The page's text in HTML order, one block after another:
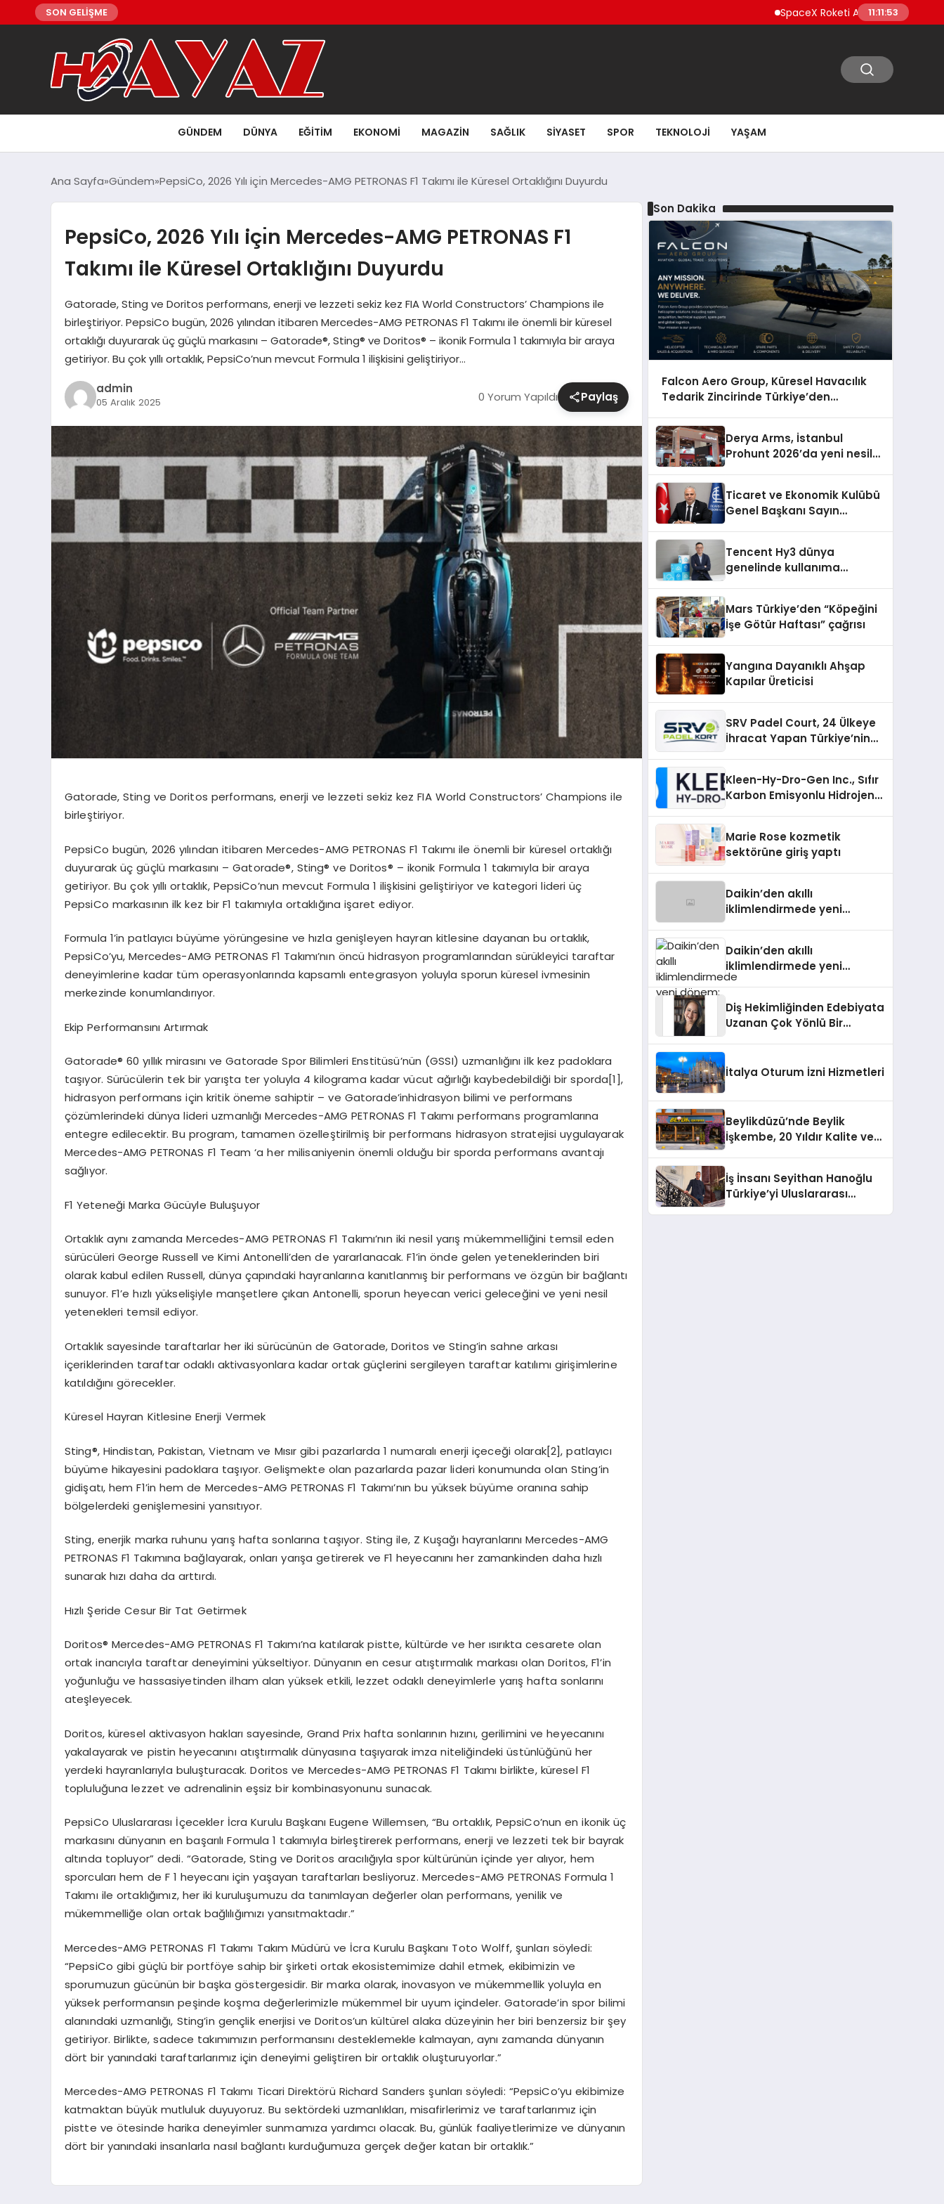
SON GELİŞME SpaceX Roketi Ay’a Çarptı Enkaz Bulutu
11:11:54
GÜNDEM DÜNYA EĞITIM EKONOMI MAGAZIN SAĞLIK SIYASET SPOR TEKNOLOJI YAŞAM
Ana Sayfa Gündem PepsiCo, 2026 Yılı içı̇n Mercedes-AMG PETRONAS F1 Takımı ile Küresel Ortaklığını Duyurdu
PepsiCo, 2026 Yılı içı̇n Mercedes-AMG PETRONAS F1
Takımı ile Küresel Ortaklığını Duyurdu
Gatorade, Sting ve Doritos performans, enerji ve lezzeti sekiz kez FIA World Constructors’ Champions ile
birleştiriyor. PepsiCo bugün, 2026 yılından itibaren Mercedes-AMG PETRONAS F1 Takımı ile önemli bir küresel
ortaklığı duyurarak üç güçlü markasını – Gatorade®, Sting® ve Doritos® – ikonik Formula 1 takımıyla bir araya
getiriyor. Bu çok yıllı ortaklık, PepsiCo’nun mevcut Formula 1 ilişkisini geliştiriyor…
admin
05 Aralık 2025 0 Yorum Yapıldı Paylaş
Gatorade, Sting ve Doritos performans, enerji ve lezzeti sekiz kez FIA World Constructors’ Champions ile
birleştiriyor.
PepsiCo bugün, 2026 yılından itibaren Mercedes-AMG PETRONAS F1 Takımı ile önemli bir küresel ortaklığı
duyurarak üç güçlü markasını – Gatorade®, Sting® ve Doritos® – ikonik Formula 1 takımıyla bir araya
getiriyor. Bu çok yıllı ortaklık, PepsiCo’nun mevcut Formula 1 ilişkisini geliştiriyor ve kategori lideri üç
PepsiCo markasının ilk kez bir F1 takımıyla ortaklığına işaret ediyor.
Formula 1’in patlayıcı büyüme yörüngesine ve hızla genişleyen hayran kitlesine dayanan bu ortaklık,
PepsiCo’yu, Mercedes-AMG PETRONAS F1 Takımı’nın öncü hidrasyon programlarından sürükleyici taraftar
deneyimlerine kadar tüm operasyonlarında kapsamlı entegrasyon yoluyla sporun küresel ivmesinin
merkezinde konumlandırıyor.
Ekip Performansını Artırmak
Gatorade® 60 yıllık mirasını ve Gatorade Spor Bilimleri Enstitüsü’nün (GSSI) uzmanlığını ilk kez padoklara
taşıyor. Sürücülerin tek bir yarışta ter yoluyla 4 kilograma kadar vücut ağırlığı kaybedebildiği bir sporda[1],
hidrasyon performans için kritik öneme sahiptir – ve Gatorade’inhidrasyon bilimi ve performans
çözümlerindeki dünya lideri uzmanlığı Mercedes-AMG PETRONAS F1 Takımı performans programlarına
entegre edilecektir. Bu program, tamamen özelleştirilmiş bir performans hidrasyon stratejisi uygulayarak
Mercedes-AMG PETRONAS F1 Team ‘a her milisaniyenin önemli olduğu bir sporda performans avantajı
sağlıyor.
F1 Yeteneği Marka Gücüyle Buluşuyor
Ortaklık aynı zamanda Mercedes-AMG PETRONAS F1 Takımı’nın iki nesil yarış mükemmelliğini temsil eden
sürücüleri George Russell ve Kimi Antonelli’den de yararlanacak. F1’in önde gelen yeteneklerinden biri
olarak kabul edilen Russell, dünya çapındaki hayranlarına kanıtlanmış bir performans ve özgün bir bağlantı
sunuyor. F1’e hızlı yükselişiyle manşetlere çıkan Antonelli, sporun heyecan verici geleceğini ve yeni nesil
yetenekleri temsil ediyor.
Ortaklık sayesinde taraftarlar her iki sürücünün de Gatorade, Doritos ve Sting’in sahne arkası
içeriklerinden taraftar odaklı aktivasyonlara kadar ortak güçlerini sergileyen taraftar katılımı girişimlerine
katıldığını görecekler.
Küresel Hayran Kitlesine Enerji Vermek
Sting®, Hindistan, Pakistan, Vietnam ve Mısır gibi pazarlarda 1 numaralı enerji içeceği olarak[2], patlayıcı
büyüme hikayesini padoklara taşıyor. Gelişmekte olan pazarlarda pazar lideri konumunda olan Sting’in
gidişatı, hem F1’in hem de Mercedes-AMG PETRONAS F1 Takımı’nın bu yüksek büyüme oranına sahip
bölgelerdeki genişlemesini yansıtıyor.
Sting, enerjik marka ruhunu yarış hafta sonlarına taşıyor. Sting ile, Z Kuşağı hayranlarını Mercedes-AMG
PETRONAS F1 Takımına bağlayarak, onları yarışa getirerek ve F1 heyecanını her zamankinden daha hızlı
sunarak hızı daha da arttırdı.
Hızlı Şeride Cesur Bir Tat Getirmek
Doritos® Mercedes-AMG PETRONAS F1 Takımı’na katılarak pistte, kültürde ve her ısırıkta cesarete olan
ortak inancıyla taraftar deneyimini yükseltiyor. Dünyanın en cesur atıştırmalık markası olan Doritos, F1’in
yoğunluğu ve hassasiyetinden ilham alan yüksek etkili, lezzet odaklı deneyimlerle yarış hafta sonlarını
ateşleyecek.
Doritos, küresel aktivasyon hakları sayesinde, Grand Prix hafta sonlarının hızını, gerilimini ve heyecanını
yakalayarak ve pistin heyecanını atıştırmalık dünyasına taşıyarak imza niteliğindeki üstünlüğünü her
yerdeki hayranlarıyla buluşturacak. Doritos ve Mercedes-AMG PETRONAS F1 Takımı birlikte, küresel F1
topluluğuna lezzet ve adrenalinin eşsiz bir kombinasyonunu sunacak.
PepsiCo Uluslararası İçecekler İcra Kurulu Başkanı Eugene Willemsen, “Bu ortaklık, PepsiCo’nun en ikonik üç
markasını dünyanın en başarılı Formula 1 takımıyla birleştirerek performans, enerji ve lezzeti tek bir bayrak
altında topluyor” dedi. “Gatorade, Sting ve Doritos aracılığıyla spor kültürünün içinde yer alıyor, hem
sporcuları hem de F 1 heyecanı için yaşayan taraftarları besliyoruz. Mercedes-AMG PETRONAS Formula 1
Takımı ile ortaklığımız, her iki kuruluşumuzu da tanımlayan değerler olan performans, yenilik ve
mükemmelliğe olan ortak bağlılığımızı yansıtmaktadır.”
Mercedes-AMG PETRONAS F1 Takımı Takım Müdürü ve İcra Kurulu Başkanı Toto Wolff,şunları söyledi:
“PepsiCo gibi güçlü bir portföye sahip bir şirketi ortak ekosistemimize dahil etmek, ekibimizin ve
sporumuzun gücünün bir başka göstergesidir. Bir marka olarak, inovasyon ve mükemmellik yoluyla en
yüksek performansın peşinde koşma değerlerimizle mükemmel bir uyum içindeler. Gatorade’in spor bilimi
alanındaki uzmanlığı, Sting’in gençlik enerjisi ve Doritos’un kültürel alaka düzeyinin her biri benzersiz bir şey
getiriyor. Birlikte, sadece takımımızın performansını desteklemekle kalmayan, aynı zamanda dünyanın
dört bir yanındaki taraftarlarımız için deneyimi geliştiren bir ortaklık oluşturuyorlar.”
Mercedes-AMG PETRONAS F1 Takımı Ticari Direktörü Richard Sanders şunları söyledi: “PepsiCo’yu ekibimize
katmaktan büyük mutluluk duyuyoruz. Bu sektördeki uzmanlıkları, misafirlerimiz ve taraftarlarımız için
pistte ve ötesinde harika deneyimler sunmamıza yardımcı olacak. Bu, günlük faaliyetlerimize ve dünyanın
dört bir yanındaki insanlarla nasıl bağlantı kurduğumuza gerçek değer katan bir ortaklık.”
Son Dakika
Falcon Aero Group, Küresel Havacılık
Tedarik Zincirinde Türkiye’den
Derya Arms, İstanbul
Prohunt 2026’da yeni nesil
Ticaret ve Ekonomik Kulübü
Genel Başkanı Sayın
şunları kaydetti:
Tencent Hy3 dünya
genelinde kullanıma
Mars Türkiye’den “Köpeğini
İşe Götür Haftası” çağrısı
Yangına Dayanıklı Ahşap
Kapılar Üreticisi
SRV Padel Court, 24 Ülkeye
İhracat Yapan Türkiye’nin
Kleen-Hy-Dro-Gen Inc., Sıfır
Karbon Emisyonlu Hidrojen
Aldı
Marie Rose kozmetik
sektörüne giriş yaptı
Daikin’den akıllı
iklimlendirmede yeni
Daikin’den akıllı
iklimlendirmede yeni
dönem: Madoka Plus
Diş Hekimliğinden Edebiyata
Uzanan Çok Yönlü Bir
İtalya Oturum İzni Hizmetleri
Beylikdüzü’nde Beylik
İşkembe, 20 Yıldır Kalite ve
İş İnsanı Seyithan Hanoğlu
Türkiye’yi Uluslararası